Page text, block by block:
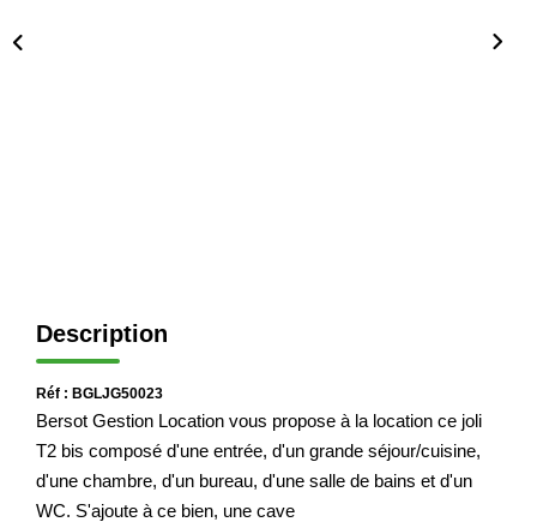
Nous Rejoindre
Nos Partenaires
Nos Actualités
Description
Réf : BGLJG50023
Bersot Gestion Location vous propose à la location ce joli
T2 bis composé d'une entrée, d'un grande séjour/cuisine,
d'une chambre, d'un bureau, d'une salle de bains et d'un
WC. S'ajoute à ce bien, une cave